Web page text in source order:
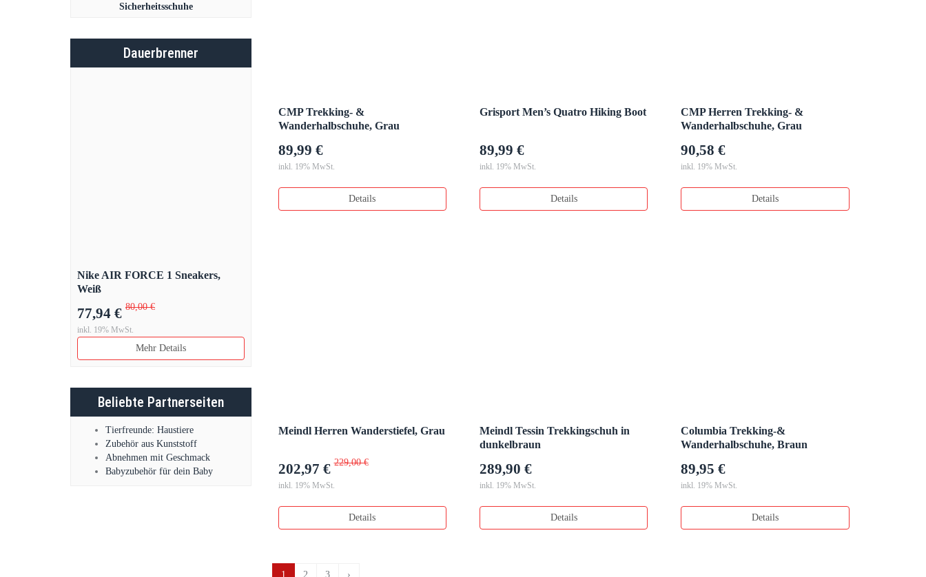
CMP Trekking- &
Wanderhalbschuhe, Grau
89,99 €
inkl. 19% MwSt.
Details
Grisport Men’s Quatro Hiking Boot
89,99 €
inkl. 19% MwSt.
Details
CMP Herren Trekking- &
Wanderhalbschuhe, Grau
90,58 €
inkl. 19% MwSt.
Details
Meindl Herren Wanderstiefel, Grau
202,97 €229,00 €
inkl. 19% MwSt.
Details
Meindl Tessin Trekkingschuh in
dunkelbraun
289,90 €
inkl. 19% MwSt.
Details
Columbia Trekking-&
Wanderhalbschuhe, Braun
89,95 €
inkl. 19% MwSt.
Details
1 2 3 ›
Sicherheitsschuhe
Dauerbrenner
Nike AIR FORCE 1 Sneakers,
Weiß
77,94 € 80,00 €
inkl. 19% MwSt.
Mehr Details
Beliebte Partnerseiten
Tierfreunde: Haustiere
Zubehör aus Kunststoff
Abnehmen mit Geschmack
Babyzubehör für dein Baby